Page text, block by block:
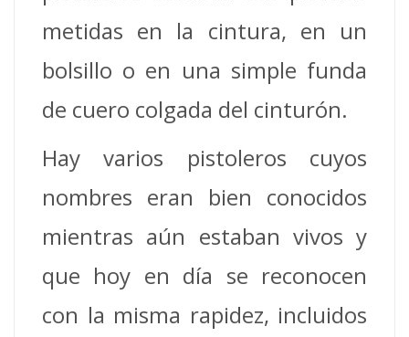
metidas en la cintura, en un
bolsillo o en una simple funda
de cuero colgada del cinturón.
Hay varios pistoleros cuyos
nombres eran bien conocidos
mientras aún estaban vivos y
que hoy en día se reconocen
con la misma rapidez, incluidos